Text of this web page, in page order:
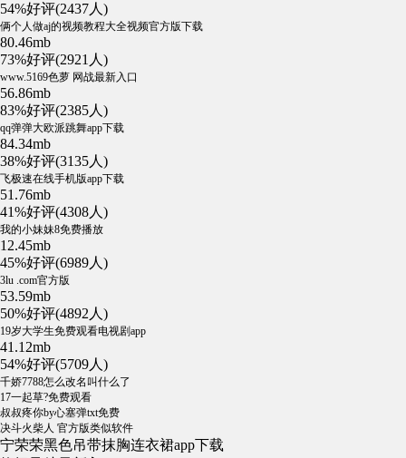
54%好评(2437人)
俩个人做aj的视频教程大全视频官方版下载
80.46mb
73%好评(2921人)
www.5169色萝 网战最新入口
56.86mb
83%好评(2385人)
qq弹弹大欧派跳舞app下载
84.34mb
38%好评(3135人)
飞极速在线手机版app下载
51.76mb
41%好评(4308人)
我的小妹妹8免费播放
12.45mb
45%好评(6989人)
3lu .com官方版
53.59mb
50%好评(4892人)
19岁大学生免费观看电视剧app
41.12mb
54%好评(5709人)
千娇7788怎么改名叫什么了
17一起草?免费观看
叔叔疼你by心塞弹txt免费
决斗火柴人 官方版类似软件
宁荣荣黑色吊带抹胸连衣裙app下载